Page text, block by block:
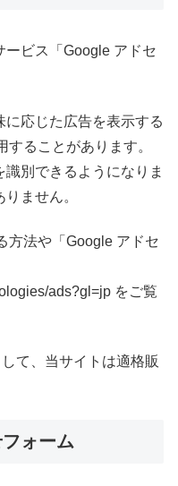
ービス「Google アドセ
応じた広告を表示する
ることがあります。
別できるようになりま
ません。
方法や「Google アドセ
ads?gl=jp をご覧
て、当サイトは適格販
ォーム